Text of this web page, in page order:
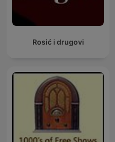
Rosić i drugovi